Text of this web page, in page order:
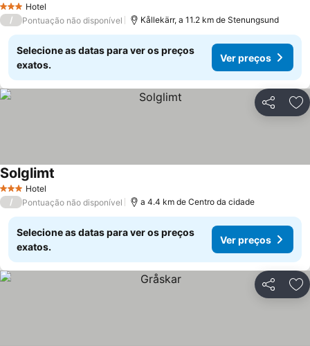
3 EstrelasHotel
/ Pontuação não disponível Kållekärr, a 11.2 km de Stenungsund
Selecione as datas para ver os preços
exatos.
Ver preços
Partilhar
3 EstrelasHotel
Solglimt
/ Pontuação não disponível a 4.4 km de Centro da cidade
Selecione as datas para ver os preços
exatos.
Ver preços
Partilhar